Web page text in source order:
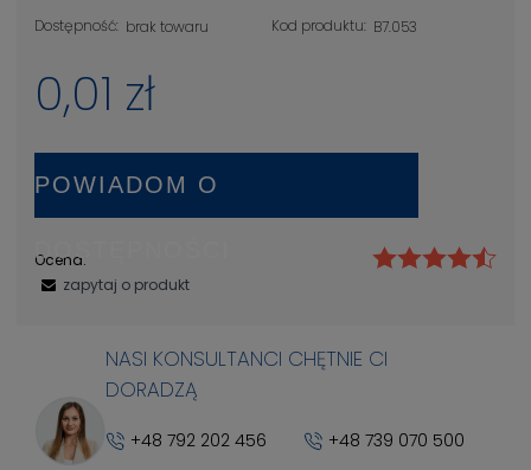
Dostępność: brak towaru Kod produktu: B7.053
0,01 zł
POWIADOM O
DOSTĘPNOŚCI
Ocena:
zapytaj o produkt
NASI KONSULTANCI CHĘTNIE CI
DORADZĄ
+48 792 202 456 +48 739 070 500